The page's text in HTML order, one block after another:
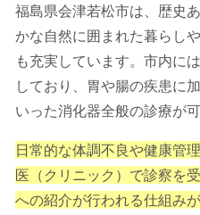
福島県会津若松市は、歴史
かな自然に囲まれた暮らし
も充実しています。市内に
しており、胃や腸の疾患に
いった消化器全般の診療が可
日常的な体調不良や健康管
医（クリニック）で診察を
への紹介が行われる仕組み